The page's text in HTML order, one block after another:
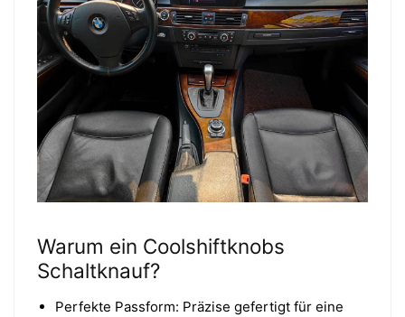
Warum ein Coolshiftknobs
Schaltknauf?
Perfekte Passform: Präzise gefertigt für eine